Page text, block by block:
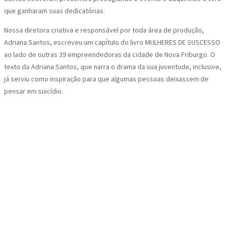
que ganharam suas dedicatórias.
Nossa diretora criativa e responsável por toda área de produção,
Adriana Santos, escreveu um capítulo do livro MULHERES DE SUSCESSO
ao lado de outras 39 empreendedoras da cidade de Nova Friburgo. O
texto da Adriana Santos, que narra o drama da sua juventude, inclusive,
já serviu como inspiração para que algumas pessoas deixassem de
pensar em suicídio.